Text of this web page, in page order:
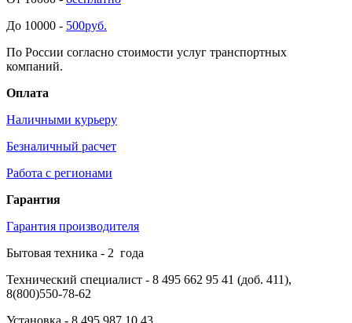
До 10000 - 500руб.
По России согласно стоимости услуг транспортных
компаний.
Оплата
Наличными курьеру
Безналичный расчет
Работа с регионами
Гарантия
Гарантия производителя
Бытовая техника - 2 года
Технический специалист - 8 495 662 95 41 (доб. 411),
8(800)550-78-62
Установка - 8 495 987 10 43